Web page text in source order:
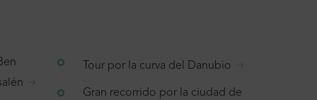
Tour por la curva del Danubio
Gran recorrido por la ciudad de